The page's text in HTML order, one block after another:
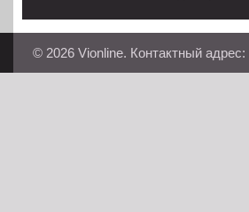
© 2026 Vionline. Контактный адрес: